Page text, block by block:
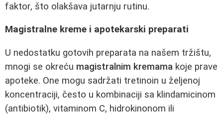
faktor, što olakšava jutarnju rutinu.
Magistralne kreme i apotekarski preparati
U nedostatku gotovih preparata na našem tržištu,
mnogi se okreću magistralnim kremama koje prave
apoteke. One mogu sadržati tretinoin u željenoj
koncentraciji, često u kombinaciji sa klindamicinom
(antibiotik), vitaminom C, hidrokinonom ili